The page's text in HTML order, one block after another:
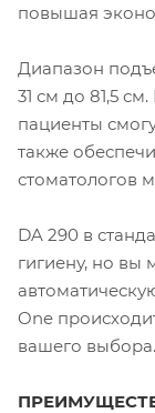
повышая
Диапазон
31 см до 81,5
пациенты
также
стоматологов
DA 290 в
гигиену, но вы
One
вашего выбора.